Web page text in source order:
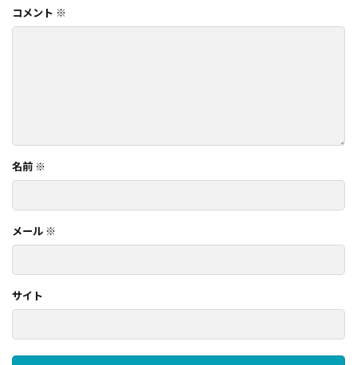
コメント ※
名前 ※
メール ※
サイト